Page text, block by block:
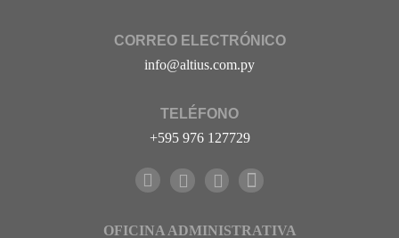
CORREO ELECTRÓNICO
info@altius.com.py
TELÉFONO
+595 976 127729
OFICINA ADMINISTRATIVA